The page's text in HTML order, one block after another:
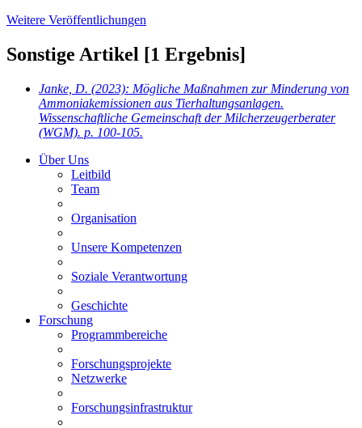
Weitere Veröffentlichungen
Sonstige Artikel [1 Ergebnis]
Janke, D. (2023): Mögliche Maßnahmen zur Minderung von
Ammoniakemissionen aus Tierhaltungsanlagen.
Wissenschaftliche Gemeinschaft der Milcherzeugerberater
(WGM). p. 100-105.
Über Uns
Leitbild
Team
Organisation
Unsere Kompetenzen
Soziale Verantwortung
Geschichte
Forschung
Programmbereiche
Forschungsprojekte
Netzwerke
Forschungsinfrastruktur